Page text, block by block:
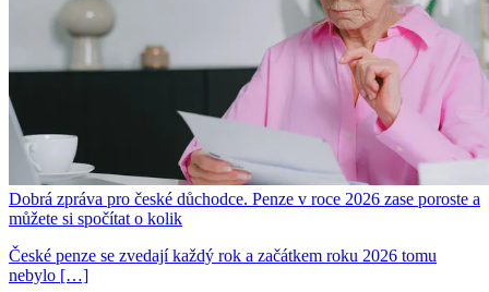
Dobrá zpráva pro české důchodce. Penze v roce 2026 zase poroste a
můžete si spočítat o kolik
České penze se zvedají každý rok a začátkem roku 2026 tomu
nebylo […]